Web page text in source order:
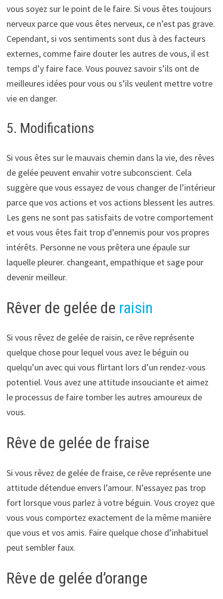
vous soyez sur le point de le faire. Si vous êtes toujours
nerveux parce que vous êtes nerveux, ce n’est pas grave.
Cependant, si vos sentiments sont dus à des facteurs
externes, comme faire douter les autres de vous, il est
temps d’y faire face. Vous pouvez savoir s’ils ont de
meilleures idées pour vous ou s’ils veulent mettre votre
vie en danger.
5. Modifications
Si vous êtes sur le mauvais chemin dans la vie, des rêves
de gelée peuvent envahir votre subconscient. Cela
suggère que vous essayez de vous changer de l’intérieur
parce que vos actions et vos actions blessent les autres.
Les gens ne sont pas satisfaits de votre comportement
et vous vous êtes fait trop d’ennemis pour vos propres
intérêts. Personne ne vous prêtera une épaule sur
laquelle pleurer. changeant, empathique et sage pour
devenir meilleur.
Rêver de gelée de raisin
Si vous rêvez de gelée de raisin, ce rêve représente
quelque chose pour lequel vous avez le béguin ou
quelqu’un avec qui vous flirtant lors d’un rendez-vous
potentiel. Vous avez une attitude insouciante et aimez
le processus de faire tomber les autres amoureux de
vous.
Rêve de gelée de fraise
Si vous rêvez de gelée de fraise, ce rêve représente une
attitude détendue envers l’amour. N’essayez pas trop
fort lorsque vous parlez à votre béguin. Vous croyez que
vous vous comportez exactement de la même manière
que vous et vos amis. Faire quelque chose d’inhabituel
peut sembler faux.
Rêve de gelée d’orange